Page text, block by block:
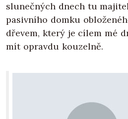
slunečných dnech tu
pasivního domku
dřevem, který je cílem mé
mít opravdu kouzelně.